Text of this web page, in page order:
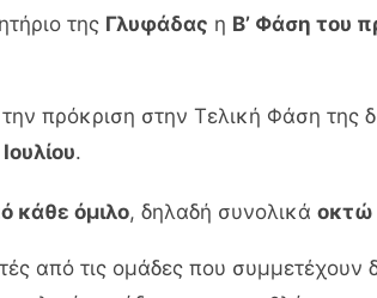
της Γλυφάδας η Β’ Φάση του
πρόκριση στην Τελική Φάση της
.
κάθε όμιλο, δηλαδή συνολικά οκτώ
από τις ομάδες που συμμετέχουν